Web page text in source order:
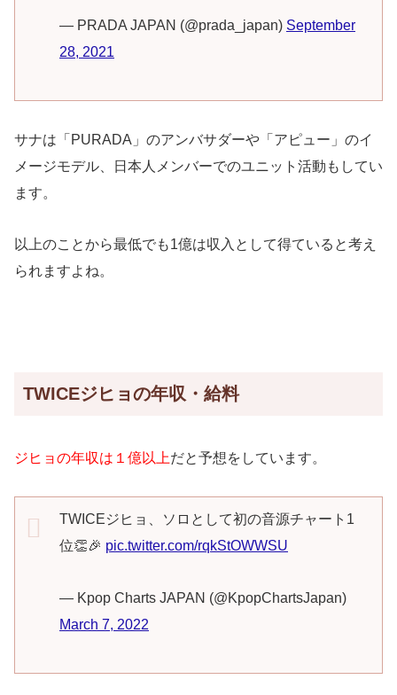
— PRADA JAPAN (@prada_japan) September
28, 2021
サナは「PURADA」のアンバサダーや「アピュー」のイ
メージモデル、日本人メンバーでのユニット活動もしてい
ます。
以上のことから最低でも1億は収入として得ていると考え
られますよね。
TWICEジヒョの年収・給料
ジヒョの年収は１億以上だと予想をしています。
TWICEジヒョ、ソロとして初の音源チャート1
位👏🎉 pic.twitter.com/rqkStOWWSU
— Kpop Charts JAPAN (@KpopChartsJapan)
March 7, 2022